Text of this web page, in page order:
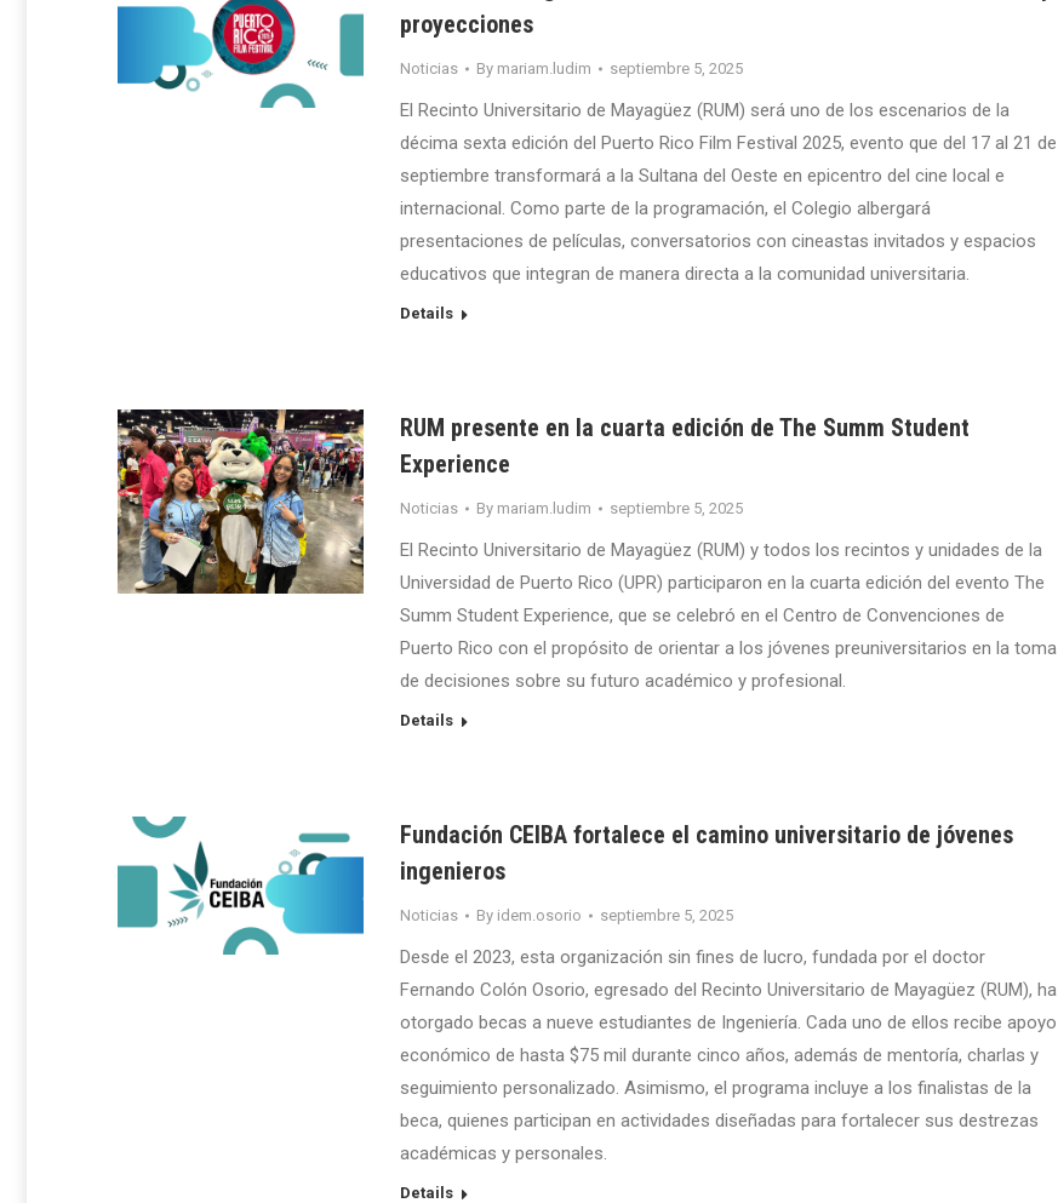
proyecciones
Noticias By mariam.ludim septiembre 5, 2025
El Recinto Universitario de Mayagüez (RUM) será uno de los escenarios de la
décima sexta edición del Puerto Rico Film Festival 2025, evento que del 17 al 21 de
septiembre transformará a la Sultana del Oeste en epicentro del cine local e
internacional. Como parte de la programación, el Colegio albergará
presentaciones de películas, conversatorios con cineastas invitados y espacios
educativos que integran de manera directa a la comunidad universitaria.
Details
RUM presente en la cuarta edición de The Summ Student
Experience
Noticias By mariam.ludim septiembre 5, 2025
El Recinto Universitario de Mayagüez (RUM) y todos los recintos y unidades de la
Universidad de Puerto Rico (UPR) participaron en la cuarta edición del evento The
Summ Student Experience, que se celebró en el Centro de Convenciones de
Puerto Rico con el propósito de orientar a los jóvenes preuniversitarios en la toma
de decisiones sobre su futuro académico y profesional.
Details
Fundación CEIBA fortalece el camino universitario de jóvenes
ingenieros
Noticias By idem.osorio septiembre 5, 2025
Desde el 2023, esta organización sin fines de lucro, fundada por el doctor
Fernando Colón Osorio, egresado del Recinto Universitario de Mayagüez (RUM), ha
otorgado becas a nueve estudiantes de Ingeniería. Cada uno de ellos recibe apoyo
económico de hasta $75 mil durante cinco años, además de mentoría, charlas y
seguimiento personalizado. Asimismo, el programa incluye a los finalistas de la
beca, quienes participan en actividades diseñadas para fortalecer sus destrezas
académicas y personales.
Details